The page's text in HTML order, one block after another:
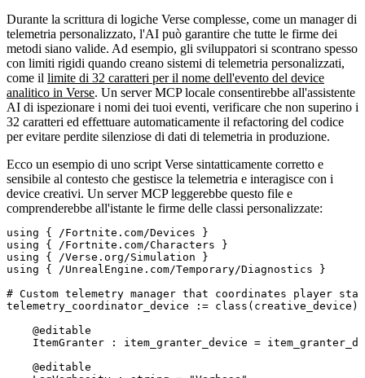
Durante la scrittura di logiche Verse complesse, come un manager di
telemetria personalizzato, l'AI può garantire che tutte le firme dei
metodi siano valide. Ad esempio, gli sviluppatori si scontrano spesso
con limiti rigidi quando creano sistemi di telemetria personalizzati,
come il limite di 32 caratteri per il nome dell'evento del device
analitico in Verse. Un server MCP locale consentirebbe all'assistente
AI di ispezionare i nomi dei tuoi eventi, verificare che non superino i
32 caratteri ed effettuare automaticamente il refactoring del codice
per evitare perdite silenziose di dati di telemetria in produzione.
Ecco un esempio di uno script Verse sintatticamente corretto e
sensibile al contesto che gestisce la telemetria e interagisce con i
device creativi. Un server MCP leggerebbe questo file e
comprenderebbe all'istante le firme delle classi personalizzate:
using { /Fortnite.com/Devices }
using { /Fortnite.com/Characters }
using { /Verse.org/Simulation }
using { /UnrealEngine.com/Temporary/Diagnostics }
# Custom telemetry manager that coordinates player
telemetry_coordinator_device := class(creative_device):
    @editable
ItemGranter : item_granter_device =
    @editable